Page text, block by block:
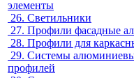
элементы
26. Светильники
27. Профили фасадные
28. Профили для
29. Системы
профилей